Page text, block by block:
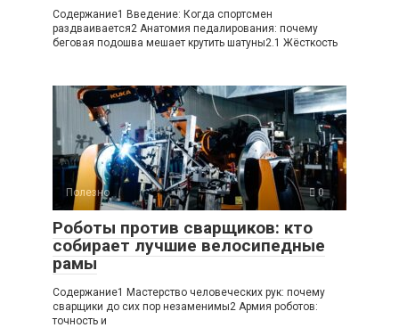
Содержание1 Введение: Когда спортсмен
раздваивается2 Анатомия педалирования: почему
беговая подошва мешает крутить шатуны2.1 Жёсткость
Полезно 0
Роботы против сварщиков: кто
собирает лучшие велосипедные
рамы
Содержание1 Мастерство человеческих рук: почему
сварщики до сих пор незаменимы2 Армия роботов:
точность и